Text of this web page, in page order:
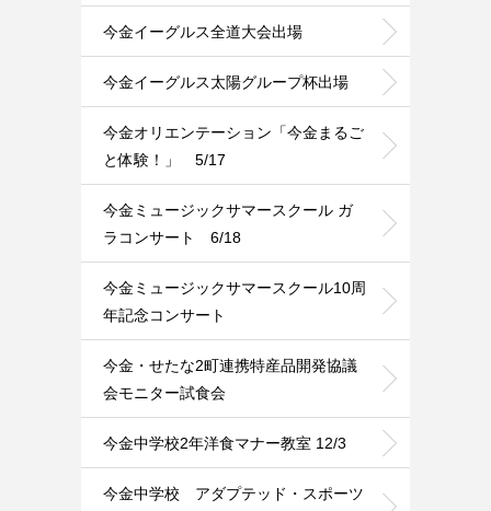
今金イーグルス全道大会出場
今金イーグルス太陽グループ杯出場
今金オリエンテーション「今金まるご
と体験！」 5/17
今金ミュージックサマースクール ガ
ラコンサート 6/18
今金ミュージックサマースクール10周
年記念コンサート
今金・せたな2町連携特産品開発協議
会モニター試食会
今金中学校2年洋食マナー教室 12/3
今金中学校 アダプテッド・スポーツ